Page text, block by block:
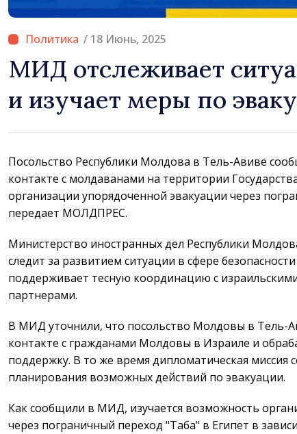
/ 18 Июнь, 2025
МИД отслеживает
и изучает меры по
Посольство Республики Молдова в Тель-Авиве
контакте с молдаванами на территории
организации упорядоченной эвакуации через
передает МОЛДПРЕС.
Министерство иностранных дел Республики
следит за развитием ситуации в сфере
поддерживает тесную координацию с
партнерами.
В МИД уточнили, что посольство Молдовы в Тель-
контакте с гражданами Молдовы в Израиле и
поддержку. В то же время дипломатическая миссия
планирования возможных действий по эвакуации.
Как сообщили в МИД, изучается возможность
через пограничный переход "Таба" в Египет в